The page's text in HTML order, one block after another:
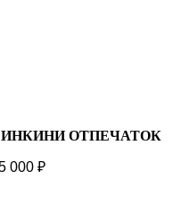
ОТПЕЧАТОК
000 ₽